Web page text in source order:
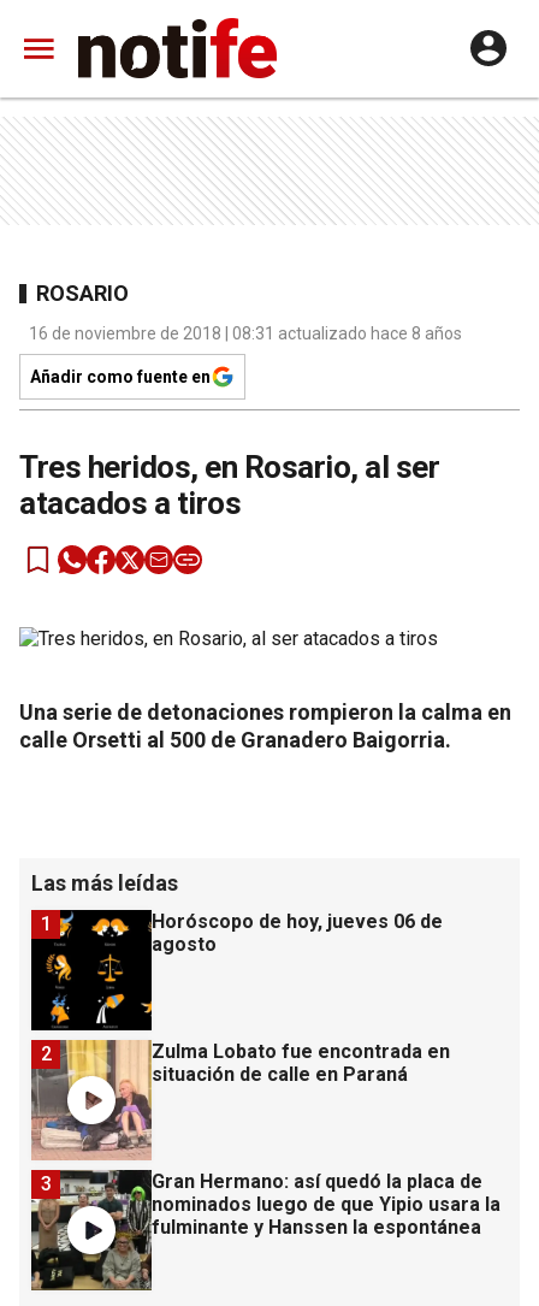
ROSARIO
16 de noviembre de 2018 | 08:31 actualizado hace 8 años
Añadir como fuente en
Tres heridos, en Rosario, al ser
atacados a tiros
Una serie de detonaciones rompieron la calma en
calle Orsetti al 500 de Granadero Baigorria.
Las más leídas
Horóscopo de hoy, jueves 06 de
agosto
1
Zulma Lobato fue encontrada en
situación de calle en Paraná
2
Gran Hermano: así quedó la placa de
nominados luego de que Yipio usara la
fulminante y Hanssen la espontánea
3